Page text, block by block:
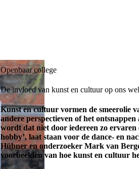
Openbaar college
De invloed van kunst en cultuur op ons
Kunst en cultuur vormen de smeerolie
andere perspectieven of het
wordt dat niet door iedereen zo
hobby’, laat staan voor de dance- en
Hübner en onderzoeker Mark van
voorbeelden van hoe kunst en cultuur